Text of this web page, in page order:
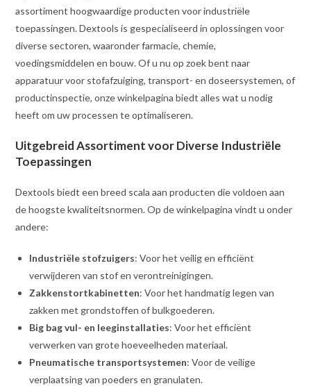
assortiment hoogwaardige producten voor industriële
toepassingen. Dextools is gespecialiseerd in oplossingen voor
diverse sectoren, waaronder farmacie, chemie,
voedingsmiddelen en bouw. Of u nu op zoek bent naar
apparatuur voor stofafzuiging, transport- en doseersystemen, of
productinspectie, onze winkelpagina biedt alles wat u nodig
heeft om uw processen te optimaliseren.
Uitgebreid Assortiment voor Diverse Industriële
Toepassingen
Dextools biedt een breed scala aan producten die voldoen aan
de hoogste kwaliteitsnormen. Op de winkelpagina vindt u onder
andere:
Industriële stofzuigers: Voor het veilig en efficiënt
verwijderen van stof en verontreinigingen.
Zakkenstortkabinetten: Voor het handmatig legen van
zakken met grondstoffen of bulkgoederen.
Big bag vul- en leeginstallaties: Voor het efficiënt
verwerken van grote hoeveelheden materiaal.
Pneumatische transportsystemen: Voor de veilige
verplaatsing van poeders en granulaten.